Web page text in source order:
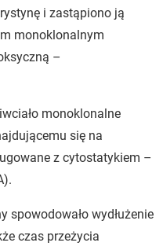
i zastąpiono ją
monoklonalnym
–
monoklonalne
się na
z cytostatykiem –
spowodowało wydłużenie
czas przeżycia